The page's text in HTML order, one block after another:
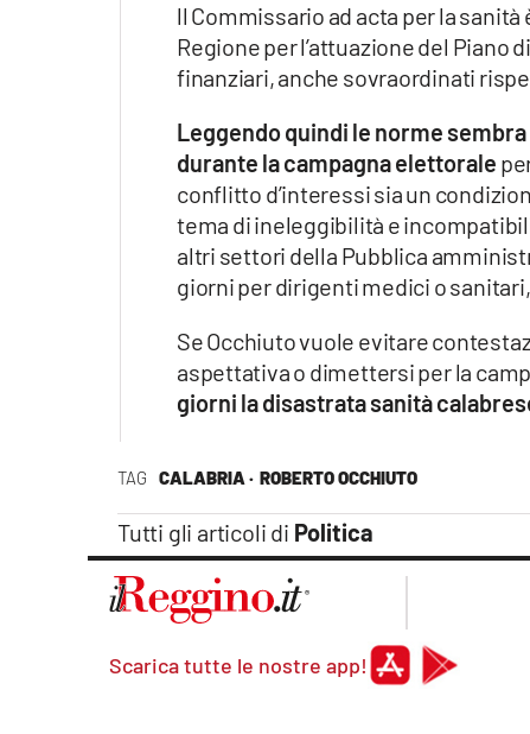
TAG CALABRIA · ROBERTO OCCHIUTO
Tutti gli articoli di Politica
ll Commissario ad acta per la
Regione per l’attuazione del
finanziari, anche sovraordinati
Leggendo quindi le norme
durante la campagna elettorale
conflitto d’interessi sia un
tema di ineleggibilità e
altri settori della Pubblica
giorni per dirigenti medici o
Se Occhiuto vuole evitare
aspettativa o dimettersi per la
giorni la disastrata sanità
Scarica tutte le nostre app!